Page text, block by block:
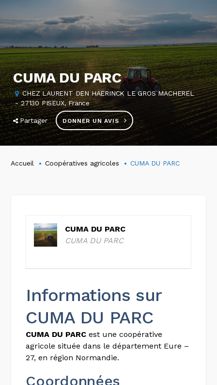
CUMA DU PARC
CHEZ LAURENT DEN HAERINCK LE GROS MACHEREL
- 27130 PISEUX, France
Partager DONNER UN AVIS
Accueil Coopératives agricoles CUMA DU PARC
CUMA DU PARC
CUMA DU PARC
Informations sur
CUMA DU PARC
CUMA DU PARC est une coopérative
agricole située dans le département Eure –
27, en région Normandie.
Coordonnées